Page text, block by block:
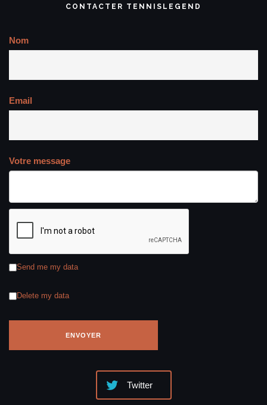
CONTACTER TENNISLEGEND
Nom
Email
Votre message
Send me my data
Delete my data
Twitter